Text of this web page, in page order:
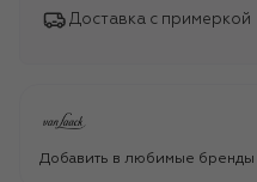
Доставка с примеркой
Добавить в любимые бренды